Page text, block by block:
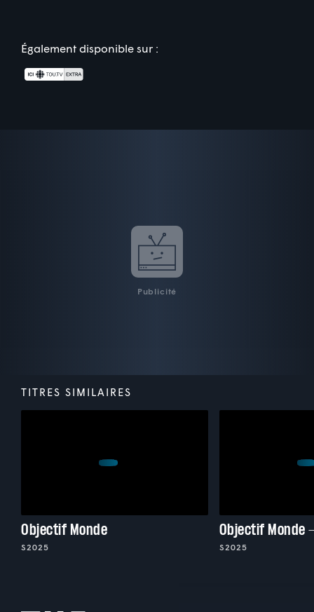
Également disponible sur :
Publicité
TITRES SIMILAIRES
Objectif Monde
S2025
Objectif Monde
S2025